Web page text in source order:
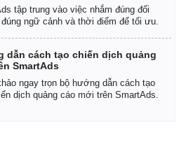
tập trung vào việc nhắm đúng đối
ngữ cảnh và thời điểm để tối ưu.
dẫn cách tạo chiến dịch quảng
SmartAds
ngay trọn bộ hướng dẫn cách tạo
dịch quảng cáo mới trên SmartAds.